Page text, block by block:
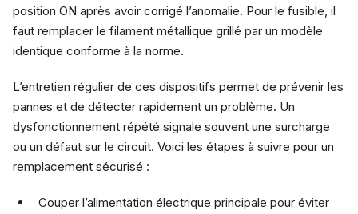
position ON après avoir corrigé l’anomalie. Pour le fusible, il
faut remplacer le filament métallique grillé par un modèle
identique conforme à la norme.
L’entretien régulier de ces dispositifs permet de prévenir les
pannes et de détecter rapidement un problème. Un
dysfonctionnement répété signale souvent une surcharge
ou un défaut sur le circuit. Voici les étapes à suivre pour un
remplacement sécurisé :
Couper l’alimentation électrique principale pour éviter